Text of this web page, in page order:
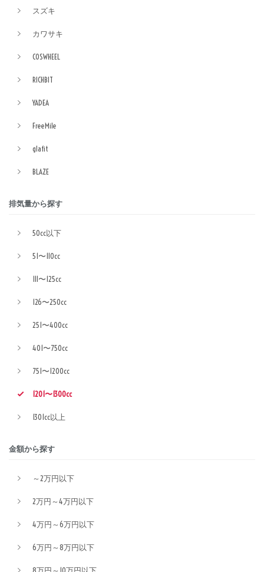
スズキ
カワサキ
COSWHEEL
RICHBIT
YADEA
FreeMile
glafit
BLAZE
排気量から探す
50cc以下
51〜110cc
111〜125cc
126〜250cc
251〜400cc
401〜750cc
751〜1200cc
1201〜1300cc
1301cc以上
金額から探す
～2万円以下
2万円～4万円以下
4万円～6万円以下
6万円～8万円以下
8万円～10万円以下